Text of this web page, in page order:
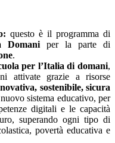
questo è il programma di
Domani
per la parte di
.
per l’Italia di domani,
attivate grazie a risorse
sostenibile, sicura
sistema educativo, per
digitali e le capacità
superando ogni tipo di
povertà educativa e